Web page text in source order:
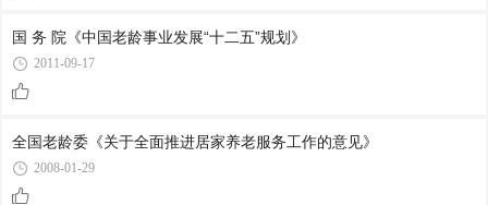
国 务 院《中国老龄事业发展“十二五”规划》
2011-09-17
全国老龄委《关于全面推进居家养老服务工作的意见》
2008-01-29